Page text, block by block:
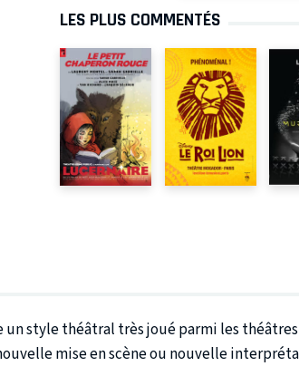
LES PLUS COMMENTÉS
style théâtral très joué parmi les
mise en scène ou nouvelle